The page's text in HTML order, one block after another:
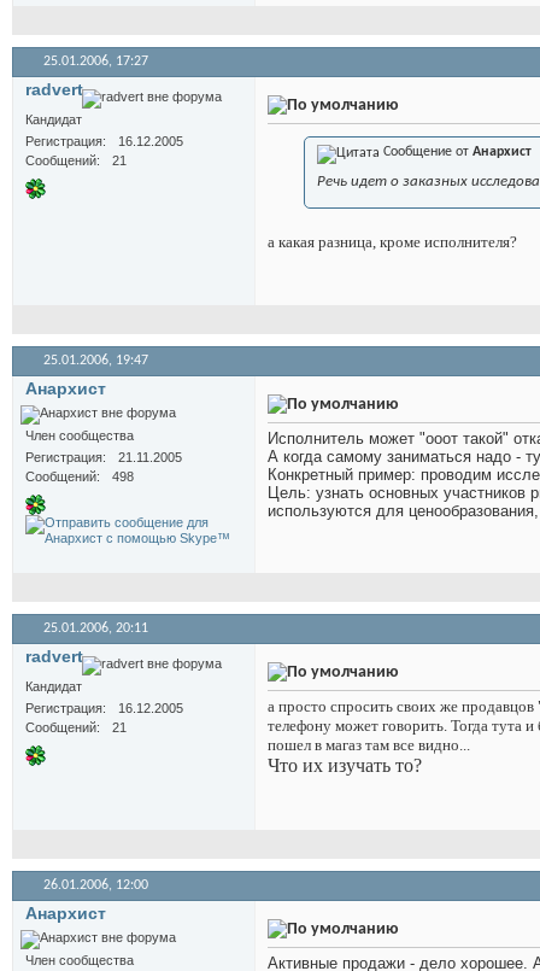
25.01.2006, 17:27
radvert
Кандидат
Регистрация
16.12.2005
Сообщений
21
Сообщение от Анархист
Речь идет о заказных
а какая разница, кроме исполнителя?
25.01.2006, 19:47
Анархист
Член сообщества
Регистрация
21.11.2005
Сообщений
498
Исполнитель может "ооот такой"
А когда самому заниматься надо -
Конкретный пример: проводим
Цель: узнать основных участников
используются для
25.01.2006, 20:11
radvert
Кандидат
Регистрация
16.12.2005
Сообщений
21
а просто спросить своих же продавцов
телефону может говорить. Тогда тута
пошел в магаз там все видно...
Что их изучать то?
26.01.2006, 12:00
Анархист
Член сообщества Активные продажи - дело хорошее.